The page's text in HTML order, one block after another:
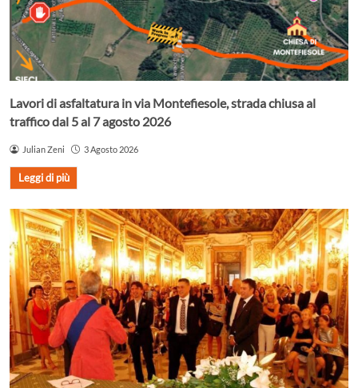
Lavori di asfaltatura in via Montefiesole, strada chiusa al
traffico dal 5 al 7 agosto 2026
Julian Zeni 3 Agosto 2026
Leggi di più